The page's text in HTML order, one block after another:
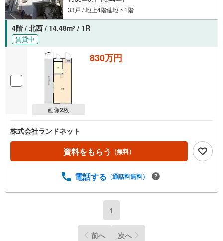
33戸 / 地上4階建地下1階
4階 / 北西 / 14.48m2 / 1R
賃貸中
画像2枚
830万円
株式会社ランドネット
資料をもらう （無料）
電話する （通話料無料）
1
前へ 次へ